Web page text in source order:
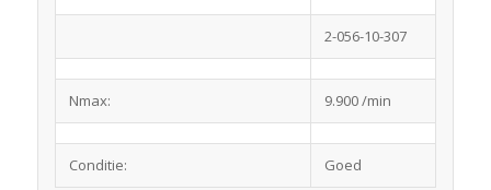
2-056-10-307
Nmax: 9.900 /min
Conditie: Goed